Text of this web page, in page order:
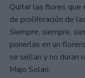
Quitar las flores que
de proliferación de
Siempre, siempre,
ponerlas en un
se sellan y no duran
Majo Solari.